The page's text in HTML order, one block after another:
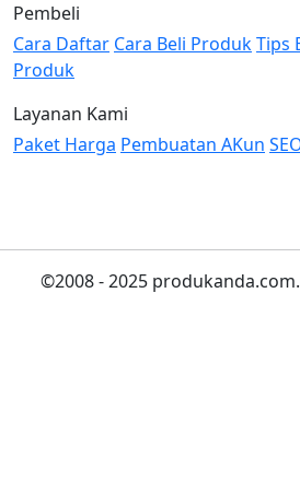
Pembeli
Cara Daftar Cara Beli ProdukTips
Produk
Layanan Kami
Paket Harga Pembuatan AKun
©2008 - 2025